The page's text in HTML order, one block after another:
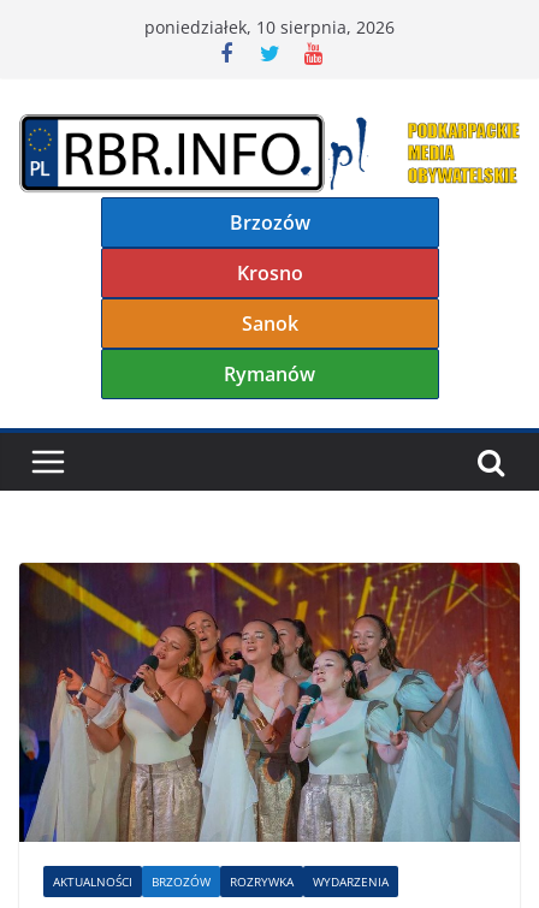
poniedziałek, 10 sierpnia, 2026
Brzozów
Krosno
Sanok
Rymanów
AKTUALNOŚCI BRZOZÓW ROZRYWKA WYDARZENIA